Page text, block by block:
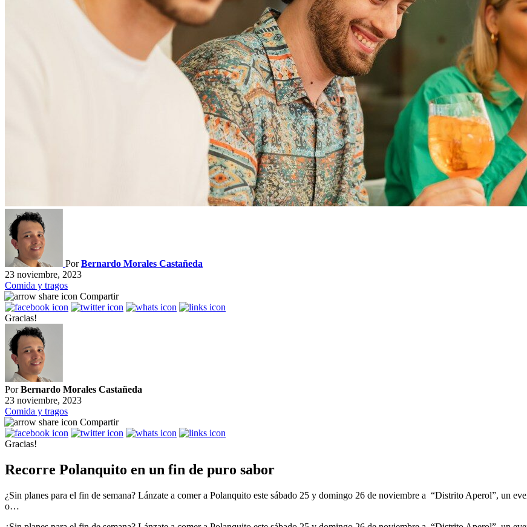
PorBernardo Morales Castañeda
23 noviembre, 2023
Comida y tragos
Compartir
Gracias!
PorBernardo Morales Castañeda
23 noviembre, 2023
Comida y tragos
Compartir
Gracias!
Recorre Polanquito en un fin de puro sabor
¿Sin planes para el fin de semana? Lánzate a comer a Polanquito este sábado 25 y domingo 26 de noviembre a “Distrito Aperol”, un
o…